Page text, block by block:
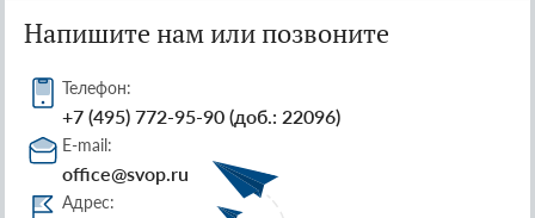
Напишите нам или позвоните
Телефон:
+7 (495) 772-95-90 (доб.: 22096)
E-mail:
office@svop.ru
Адрес: